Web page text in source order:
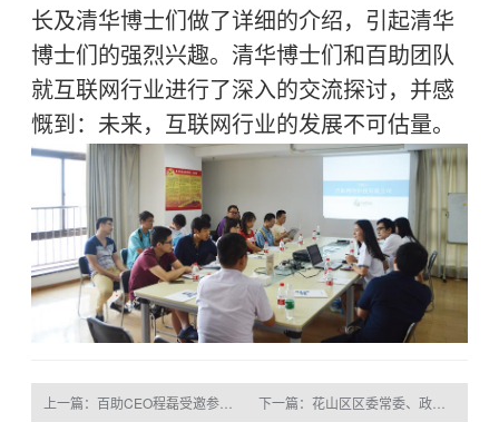
长及清华博士们做了详细的介绍，引起清华
博士们的强烈兴趣。清华博士们和百助团队
就互联网行业进行了深入的交流探讨，并感
慨到：未来，互联网行业的发展不可估量。
下一篇：花山区区委常委、政法委书记、公安局局长周发强一行莅临